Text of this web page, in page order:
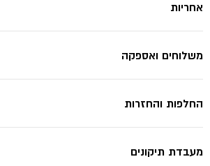
אחריות
משלוחים ואספקה
החלפות והחזרות
מעבדת תיקונים